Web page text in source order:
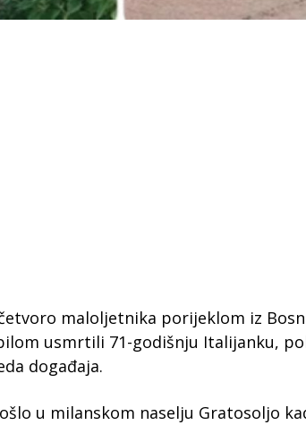
maloljetnika porijeklom iz
usmrtili 71-godišnju Italijanku,
događaja.
u milanskom naselju Gratosoljo